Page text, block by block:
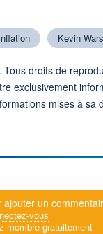
Kevin
droits de
exclusivement
mises à
un
vous
membre gratuitement